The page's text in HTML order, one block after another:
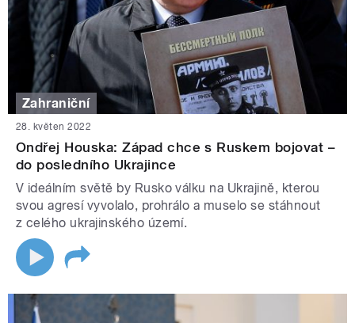
Zahraniční
28. květen 2022
Ondřej Houska: Západ chce s Ruskem bojovat –
do posledního Ukrajince
V ideálním světě by Rusko válku na Ukrajině, kterou
svou agresí vyvolalo, prohrálo a muselo se stáhnout
z celého ukrajinského území.